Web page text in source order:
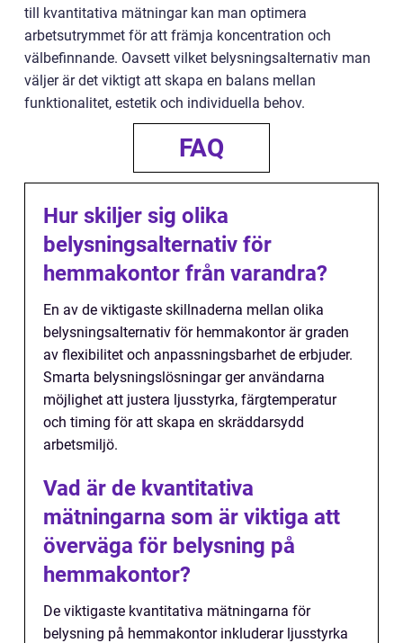
till kvantitativa mätningar kan man optimera
arbetsutrymmet för att främja koncentration och
välbefinnande. Oavsett vilket belysningsalternativ man
väljer är det viktigt att skapa en balans mellan
funktionalitet, estetik och individuella behov.
FAQ
Hur skiljer sig olika
belysningsalternativ för
hemmakontor från varandra?
En av de viktigaste skillnaderna mellan olika
belysningsalternativ för hemmakontor är graden
av flexibilitet och anpassningsbarhet de erbjuder.
Smarta belysningslösningar ger användarna
möjlighet att justera ljusstyrka, färgtemperatur
och timing för att skapa en skräddarsydd
arbetsmiljö.
Vad är de kvantitativa
mätningarna som är viktiga att
överväga för belysning på
hemmakontor?
De viktigaste kvantitativa mätningarna för
belysning på hemmakontor inkluderar ljusstyrka